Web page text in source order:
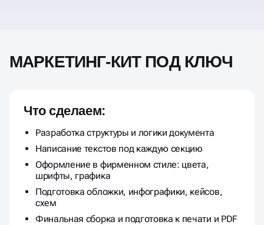
МАРКЕТИНГ-КИТ ПОД КЛЮЧ
Что сделаем:
Разработка структуры и логики документа
Написание текстов под каждую секцию
Оформление в фирменном стиле: цвета,
шрифты, графика
Подготовка обложки, инфографики, кейсов,
схем
Финальная сборка и подготовка к печати и PDF